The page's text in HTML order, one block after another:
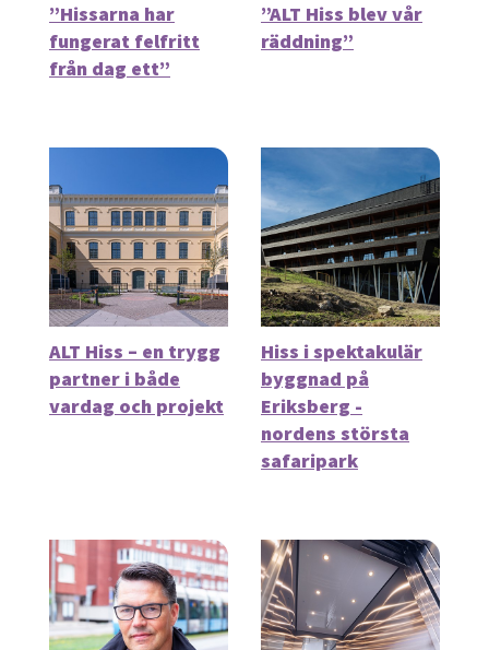
”Hissarna har
fungerat felfritt
från dag ett”
”ALT Hiss blev vår
räddning”
ALT Hiss – en trygg
partner i både
vardag och projekt
Hiss i spektakulär
byggnad på
Eriksberg -
nordens största
safaripark